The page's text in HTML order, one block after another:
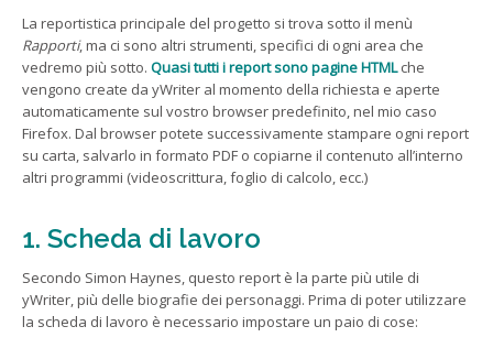
La reportistica principale del progetto si trova sotto il menù
Rapporti, ma ci sono altri strumenti, specifici di ogni area che
vedremo più sotto. Quasi tutti i report sono pagine HTMLche
vengono create da yWriter al momento della richiesta e aperte
automaticamente sul vostro browser predefinito, nel mio caso
Firefox. Dal browser potete successivamente stampare ogni report
su carta, salvarlo in formato PDF o copiarne il contenuto all’interno
altri programmi (videoscrittura, foglio di calcolo, ecc.)
1. Scheda di lavoro
Secondo Simon Haynes, questo report è la parte più utile di
yWriter, più delle biografie dei personaggi. Prima di poter utilizzare
la scheda di lavoro è necessario impostare un paio di cose: